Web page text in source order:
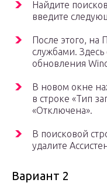
Найдите
введите
После этого, на
службами. Здесь
обновления
В новом окне
в строке «Тип
«Отключена».
В поисковой
удалите
Вариант 2